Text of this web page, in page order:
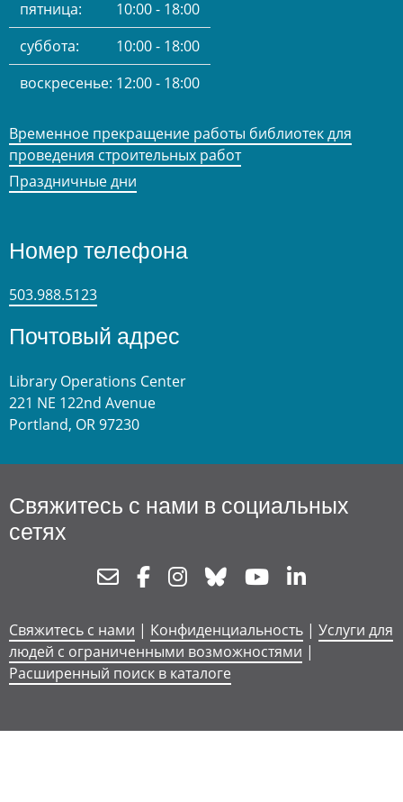
пятница:
10:00 - 18:00
суббота:
10:00 - 18:00
воскресенье: 12:00 - 18:00
Временное прекращение работы библиотек для
проведения строительных работ
Праздничные дни
Номер телефона
503.988.5123
Почтовый адрес
Library Operations Center
221 NE 122nd Avenue
Portland, OR 97230
Свяжитесь с нами в социальных
сетях
NewsletterFacebookInstagram
Bluesky Youtube
Свяжитесь с нами | Конфиденциальность | Услуги для
людей с ограниченными возможностями |
Расширенный поиск в каталоге